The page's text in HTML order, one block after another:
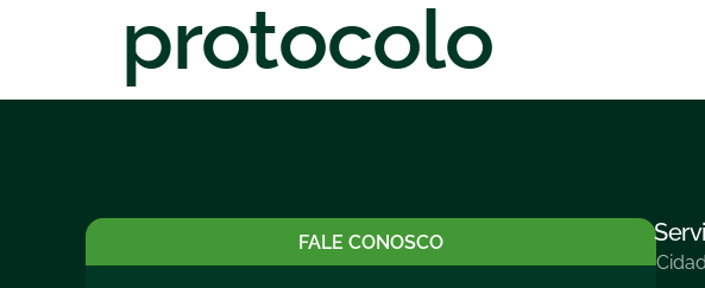
protocolo
FALE CONOSCO